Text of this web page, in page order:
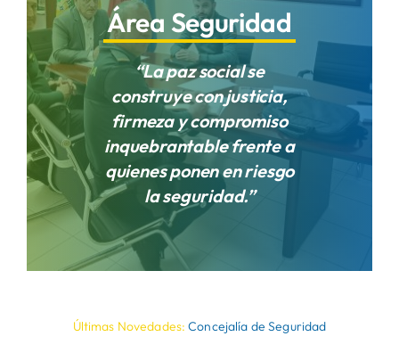
Áreas
Sede Electrónica
Contacto
Buscar:
Área Seguridad
“La paz social se
construye con justicia,
firmeza y compromiso
inquebrantable frente a
quienes ponen en riesgo
la seguridad.”
Últimas Novedades: Concejalía de Seguridad